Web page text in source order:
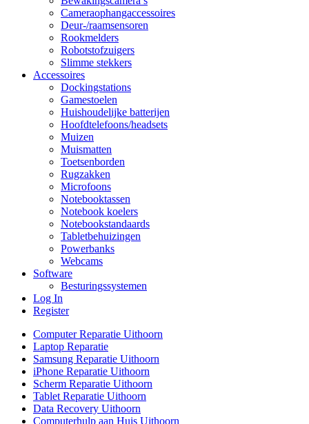
Cameraophangaccessoires
Deur-/raamsensoren
Rookmelders
Robotstofzuigers
Slimme stekkers
Accessoires
Dockingstations
Gamestoelen
Huishoudelijke batterijen
Hoofdtelefoons/headsets
Muizen
Muismatten
Toetsenborden
Rugzakken
Microfoons
Notebooktassen
Notebook koelers
Notebookstandaards
Tabletbehuizingen
Powerbanks
Webcams
Software
Besturingssystemen
Log In
Register
Computer Reparatie Uithoorn
Laptop Reparatie
Samsung Reparatie Uithoorn
iPhone Reparatie Uithoorn
Scherm Reparatie Uithoorn
Tablet Reparatie Uithoorn
Data Recovery Uithoorn
Computerhulp aan Huis Uithoorn